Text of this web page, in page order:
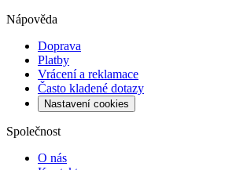
Nápověda
Doprava
Platby
Vrácení a reklamace
Často kladené dotazy
Nastavení cookies
Společnost
O nás